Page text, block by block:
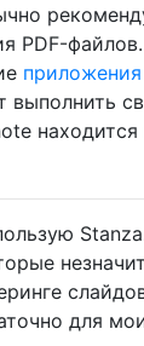
PDF-
выполнить
находится
для